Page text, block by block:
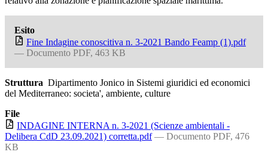
Esito
Fine Indagine conoscitiva n. 3-2021 Bando Feamp (1).pdf
— Documento PDF, 463 KB
Struttura Dipartimento Jonico in Sistemi giuridici ed economici
del Mediterraneo: societa', ambiente, culture
File
INDAGINE INTERNA n. 3-2021 (Scienze ambientali -
Delibera CdD 23.09.2021) corretta.pdf — Documento PDF, 476
KB